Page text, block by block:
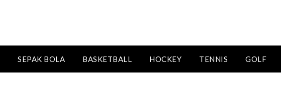
SEPAK BOLA BASKETBALL HOCKEY TENNIS GOLF